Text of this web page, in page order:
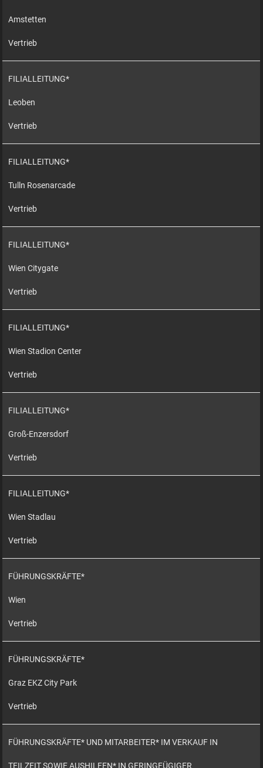
Amstetten
Vertrieb
FILIALLEITUNG*
Leoben
Vertrieb
FILIALLEITUNG*
Tulln Rosenarcade
Vertrieb
FILIALLEITUNG*
Wien Citygate
Vertrieb
FILIALLEITUNG*
Wien Stadion Center
Vertrieb
FILIALLEITUNG*
Groß-Enzersdorf
Vertrieb
FILIALLEITUNG*
Wien Stadlau
Vertrieb
FÜHRUNGSKRÄFTE*
Wien
Vertrieb
FÜHRUNGSKRÄFTE*
Graz EKZ City Park
Vertrieb
FÜHRUNGSKRÄFTE* UND MITARBEITER* IM VERKAUF IN
TEILZEIT SOWIE AUSHILFEN* IN GERINGFÜGIGER